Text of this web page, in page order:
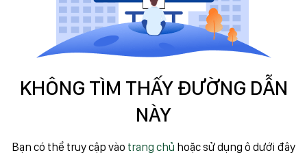
KHÔNG TÌM THẤY ĐƯỜNG DẪN
NÀY
Bạn có thể truy cập vào trang chủ hoặc sử dụng ô dưới đây